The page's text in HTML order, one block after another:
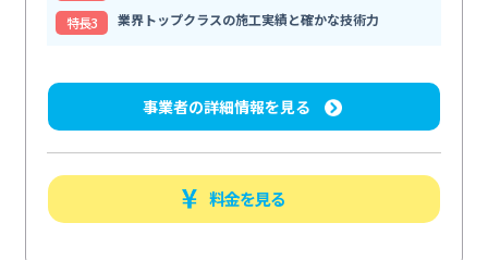
特⻑3
業界トップクラスの施工実績と確かな技術力
事業者の詳細情報を見る
料金を見る